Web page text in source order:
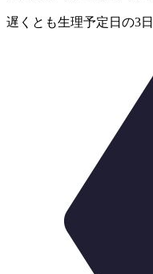
遅くとも生理予定日の3